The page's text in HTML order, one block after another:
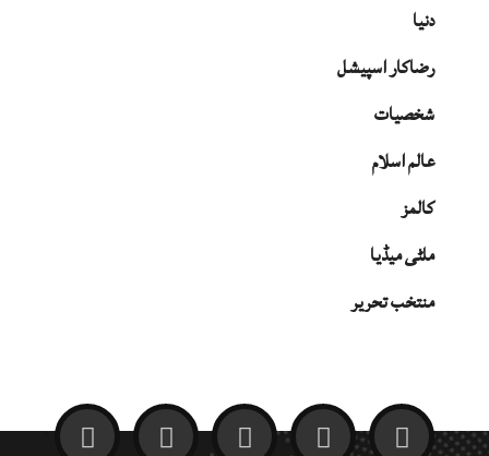
دنیا
رضاکار اسپیشل
شخصیات
عالم اسلام
کالمز
ملٹی میڈیا
منتخب تحریر